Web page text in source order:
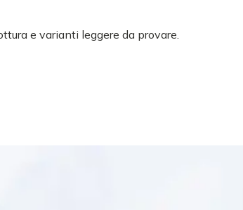
e varianti leggere da provare.